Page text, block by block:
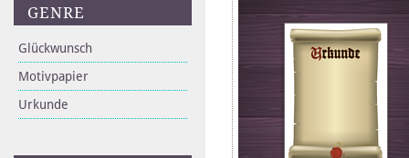
GENRE
Glückwunsch
Motivpapier
Urkunde